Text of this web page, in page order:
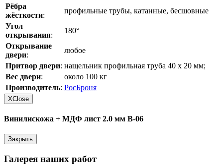
Рёбра
жёсткости:
профильные трубы, катанные, бесшовные
Угол
открывания:
180°
Открывание
двери:
любое
Притвор двери: нащельник профильная труба 40 х 20 мм;
Вес двери:
около 100 кг
Производитель: РосБроня
XClose
Винилискожа + МДФ лист 2.0 мм В-06
Закрыть
Галерея наших работ